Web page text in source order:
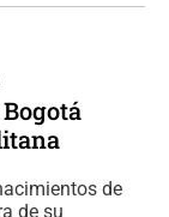
de
de su